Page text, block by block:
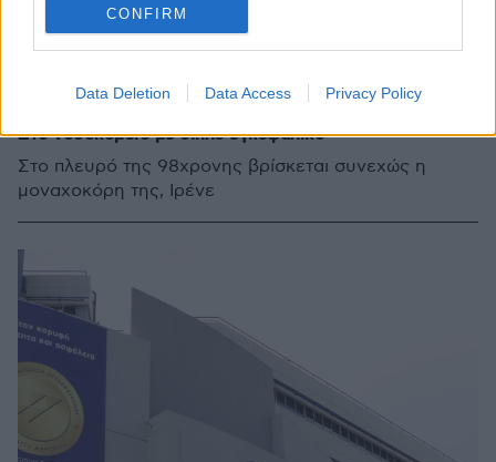
CONFIRM
Data Deletion Data Access Privacy Policy
Στο νοσοκομείο με διπλό εγκεφαλικό
Στο πλευρό της 98χρονης βρίσκεται συνεχώς η
μοναχοκόρη της, Ιρένε
16.08.2021, 09:17 8